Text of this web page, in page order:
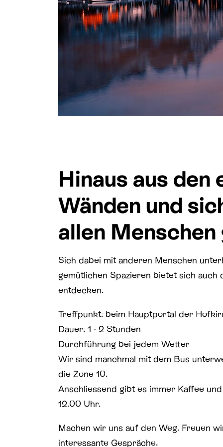
Hinaus aus den
Wänden und
allen Menschen
Sich dabei mit anderen Menschen
gemütlichen Spazieren bietet sich auch
entdecken.
Treffpunkt: beim Hauptportal der
Dauer: 1 - 2 Stunden
Durchführung bei jedem Wetter
Wir sind manchmal mit dem Bus
die Zone 10.
Anschliessend gibt es immer Kaffee
12.00 Uhr.
Machen wir uns auf den Weg. Freuen
interessante Gespräche.